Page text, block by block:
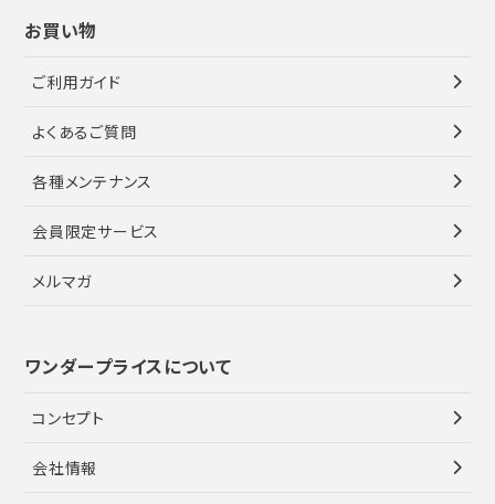
お買い物
ご利用ガイド
よくあるご質問
各種メンテナンス
会員限定サービス
メルマガ
ワンダープライスについて
コンセプト
会社情報